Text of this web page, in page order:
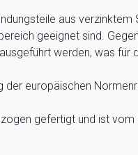
aus verzinktem
geeignet sind.
werden, was für
der europäischen
gefertigt und ist vom